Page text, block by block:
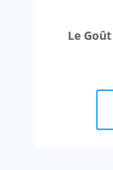
Le Goût